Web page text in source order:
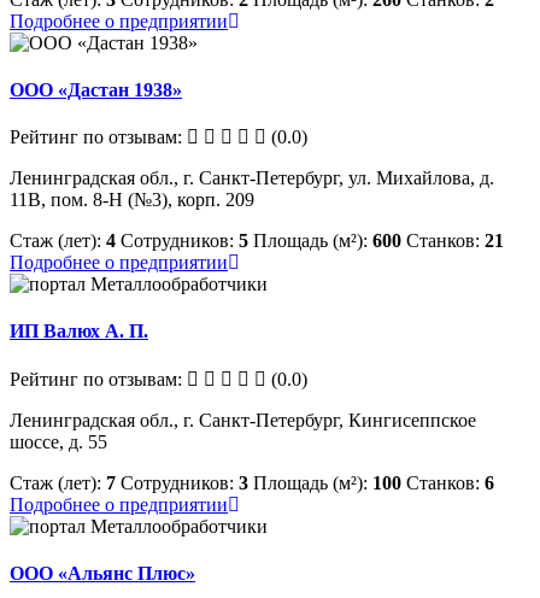
Подробнее о предприятии
ООО «Дастан 1938»
Рейтинг по отзывам:
(0.0)
Ленинградская обл., г. Санкт-Петербург, ул. Михайлова, д.
11В, пом. 8-Н (№3), корп. 209
Стаж (лет): 4 Сотрудников: 5 Площадь (м²): 600 Станков: 21
Подробнее о предприятии
ИП Валюх А. П.
Рейтинг по отзывам:
(0.0)
Ленинградская обл., г. Санкт-Петербург, Кингисеппское
шоссе, д. 55
Стаж (лет): 7 Сотрудников: 3 Площадь (м²): 100 Станков: 6
Подробнее о предприятии
ООО «Альянс Плюс»